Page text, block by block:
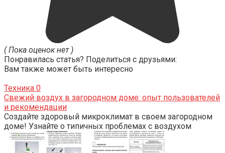
( Пока оценок нет )
Понравилась статья? Поделиться с друзьями:
Вам также может быть интересно
Техника 0
Свежий воздух в загородном доме: опыт пользователей
и рекомендации
Создайте здоровый микроклимат в своем загородном
доме! Узнайте о типичных проблемах с воздухом